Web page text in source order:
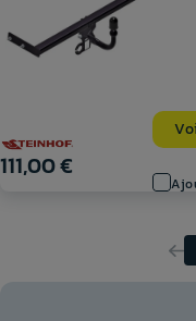
111,00 €